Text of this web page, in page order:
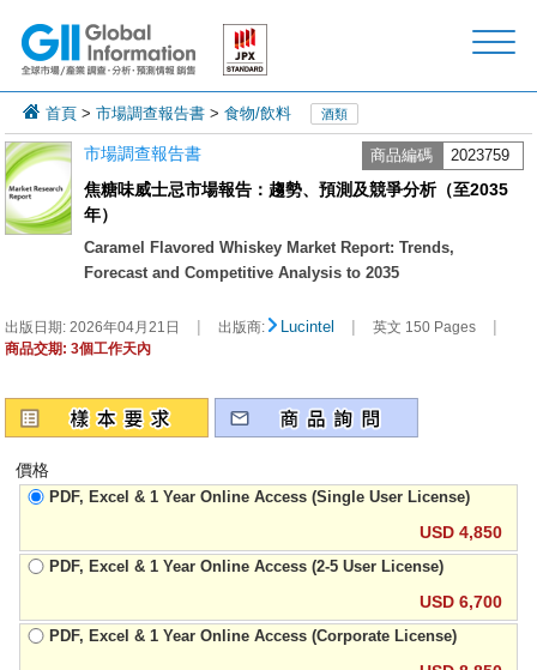
首頁 >市場調查報告書 >食物/飲料 酒類
市場調查報告書 商品編碼 2023759
焦糖味威士忌市場報告：趨勢、預測及競爭分析（至2035
年）
Caramel Flavored Whiskey Market Report: Trends,
Forecast and Competitive Analysis to 2035
出版日期:2026年04月21日 | 出版商: Lucintel | 英文 150 Pages |
商品交期: 3個工作天內
價格
PDF, Excel & 1 Year Online Access (Single User License)
USD 4,850
PDF, Excel & 1 Year Online Access (2-5 User License)
USD 6,700
PDF, Excel & 1 Year Online Access (Corporate License)